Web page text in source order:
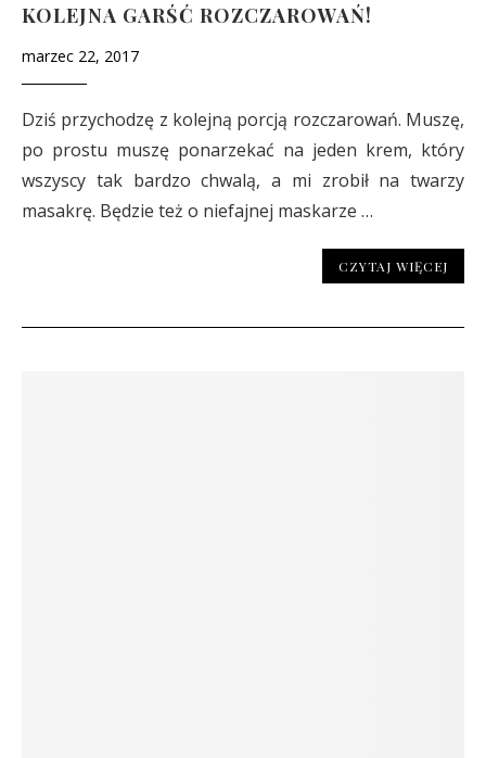
KOLEJNA GARŚĆ ROZCZAROWAŃ!
marzec 22, 2017
Dziś przychodzę z kolejną porcją rozczarowań. Muszę,
po prostu muszę ponarzekać na jeden krem, który
wszyscy tak bardzo chwalą, a mi zrobił na twarzy
masakrę. Będzie też o niefajnej maskarze …
CZYTAJ WIĘCEJ